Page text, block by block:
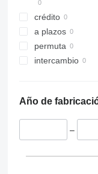
crédito
a plazos
permuta
intercambio
Año de
–